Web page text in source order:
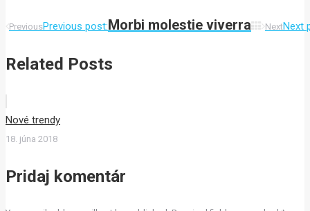
PreviousPrevious post:Morbi molestie viverra Next Next
Related Posts
Nové trendy
18. júna 2018
Pridaj komentár